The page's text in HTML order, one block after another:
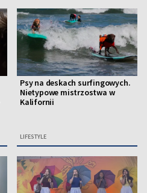
Psy na deskach surfingowych.
Nietypowe mistrzostwa w
Kalifornii
LIFESTYLE